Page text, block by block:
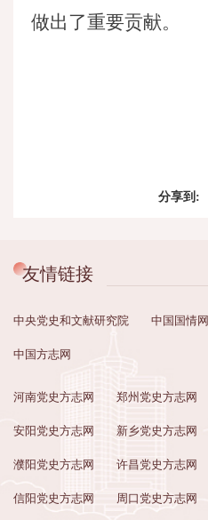
做出了重要贡献。
分享到:
友情链接
中央党史和文献研究院 中国国情网
中国方志网
河南党史方志网 郑州党史方志网
安阳党史方志网 新乡党史方志网
濮阳党史方志网 许昌党史方志网
信阳党史方志网 周口党史方志网